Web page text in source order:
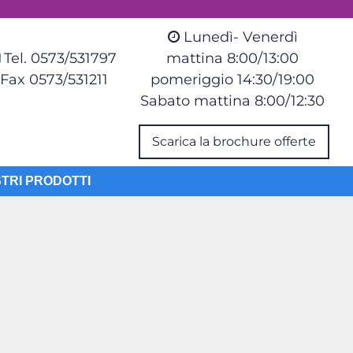
Tel. 0573/531797
Fax 0573/531211
Lunedì- Venerdì
mattina 8:00/13:00
pomeriggio 14:30/19:00
Sabato mattina 8:00/12:30
Scarica la brochure offerte
PRODOTTI